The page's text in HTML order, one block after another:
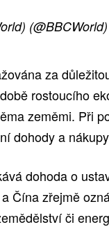
(@BBCWorld)
za
rostoucího
zeměmi. Při
dohody a
dohoda o
Čína zřejmě
či